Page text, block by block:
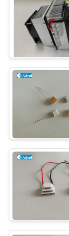
CONTROL
CALIDAD
CONTACTO
E.E.U.U.
NOTICIAS
CASOS
DEL